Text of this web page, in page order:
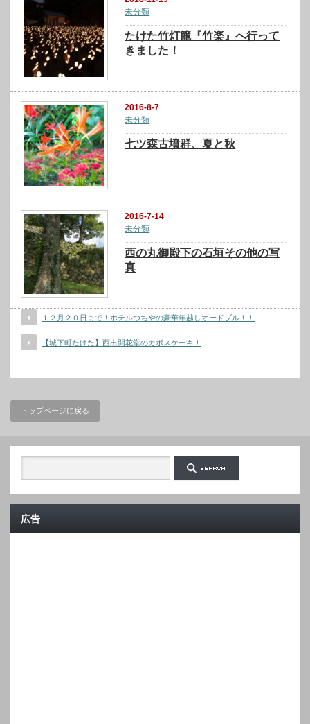
未分類
たけた竹灯籠『竹楽』へ行って
きました！
2016-8-7
未分類
七ツ森古墳群、夏と秋
2016-7-14
未分類
西の丸御殿下の石垣その他の写
真
１２月２０日まで！ホテルつちやの豪華年越しオードブル！！
【城下町たけた】西出開花堂のカボスケーキ！
トップページに戻る
広告